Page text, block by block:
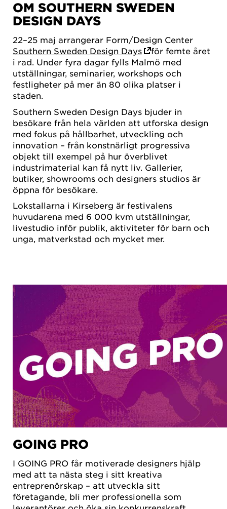
OM SOUTHERN SWEDEN
DESIGN DAYS
22–25 maj arrangerar Form/Design Center
Southern Sweden Design Days
för femte året
i rad. Under fyra dagar fylls Malmö med
utställningar, seminarier, workshops och
festligheter på mer än 80 olika platser i
staden.
Southern Sweden Design Days bjuder in
besökare från hela världen att utforska design
med fokus på hållbarhet, utveckling och
innovation – från konstnärligt progressiva
objekt till exempel på hur överblivet
industrimaterial kan få nytt liv. Gallerier,
butiker, showrooms och designers studios är
öppna för besökare.
Lokstallarna i Kirseberg är festivalens
huvudarena med 6 000 kvm utställningar,
livestudio inför publik, aktiviteter för barn och
unga, matverkstad och mycket mer.
GOING PRO
I GOING PRO får motiverade designers hjälp
med att ta nästa steg i sitt kreativa
entreprenörskap – att utveckla sitt
företagande, bli mer professionella som